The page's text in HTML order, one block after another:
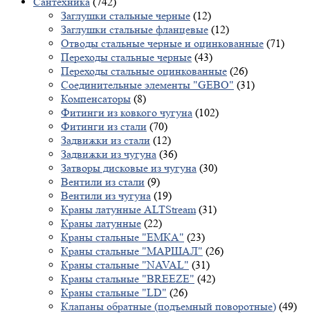
Заглушки стальные черные (12)
Заглушки стальные фланцевые (12)
Отводы стальные черные и оцинкованные (71)
Переходы стальные черные (43)
Переходы стальные оцинкованные (26)
Соединительные элементы "GEBO" (31)
Компенсаторы (8)
Фитинги из ковкого чугуна (102)
Фитинги из стали (70)
Задвижки из стали (12)
Задвижки из чугуна (36)
Затворы дисковые из чугуна (30)
Вентили из стали (9)
Вентили из чугуна (19)
Краны латунные ALTStream (31)
Краны латунные (22)
Краны стальные "ЕМКА" (23)
Краны стальные "МАРШАЛ" (26)
Краны стальные "NAVAL" (31)
Краны стальные "BREEZE" (42)
Краны стальные "LD" (26)
Клапаны обратные (подъемный поворотные) (49)